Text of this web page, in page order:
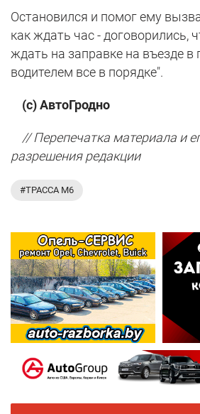
Остановился и помог ему
как ждать час - договорились,
ждать на заправке на въезде в
водителем все в порядке".
(с) АвтоГродно
// Перепечатка материала и
разрешения редакции
#ТРАССА М6